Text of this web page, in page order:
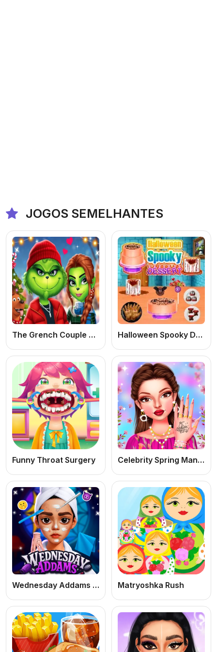
JOGOS SEMELHANTES
The Grench Couple Holiday Dress up Halloween Spooky Dessert: Jogo de Culinária de Halloween Online Grátis para Meninas
Funny Throat Surgery Celebrity Spring Manicure Design
Wednesday Addams Beauty Salon: Jogo de Maquiagem e Dress Up Online Grátis Matryoshka Rush